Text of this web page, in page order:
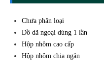
Chưa phân loại
Đồ dã ngoại dùng 1 lần
Hộp nhôm cao cấp
Hộp nhôm chia ngăn